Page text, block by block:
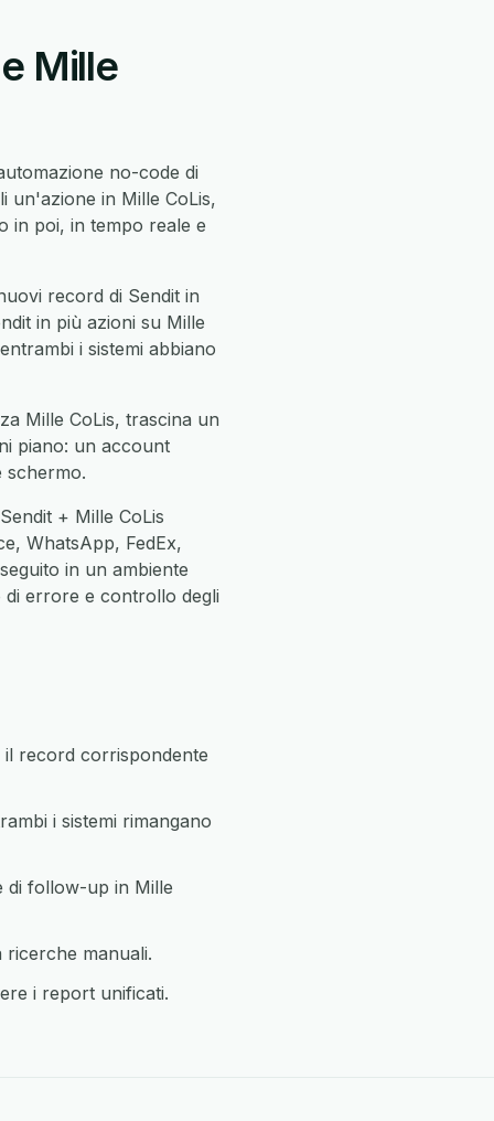
Mille
no-code di
un'azione in Mille CoLis,
in poi, in tempo reale e
record di Sendit in
in più azioni su Mille
i sistemi abbiano
Mille CoLis, trascina un
piano: un account
schermo.
+ Mille CoLis
WhatsApp, FedEx,
in un ambiente
di errore e controllo degli
record corrispondente
i sistemi rimangano
di follow-up in Mille
ricerche manuali.
i report unificati.